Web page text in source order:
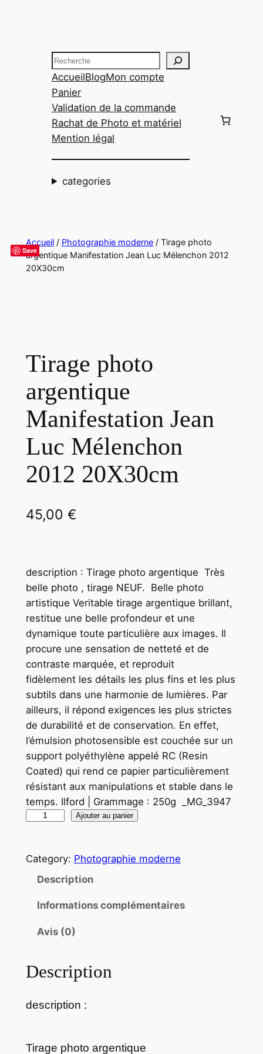
Recherche
AccueilBlogMon compte
Panier
Validation de la commande
Rachat de Photo et matériel
Mention légal
categories
Save
Accueil/ Photographie moderne/ Tirage photo
argentique Manifestation Jean Luc Mélenchon 2012
20X30cm
Tirage photo
argentique
Manifestation Jean
Luc Mélenchon
2012 20X30cm
45,00 €
description : Tirage photo argentique Très
belle photo , tirage NEUF. Belle photo
artistique Veritable tirage argentique brillant,
restitue une belle profondeur et une
dynamique toute particulière aux images. Il
procure une sensation de netteté et de
contraste marquée, et reproduit
fidèlement les détails les plus fins et les plus
subtils dans une harmonie de lumières. Par
ailleurs, il répond exigences les plus strictes
de durabilité et de conservation. En effet,
l’émulsion photosensible est couchée sur un
support polyéthylène appelé RC (Resin
Coated) qui rend ce papier particulièrement
résistant aux manipulations et stable dans le
temps. Ilford | Grammage : 250g _MG_3947
n
T
e
Ajouter au panier
Category: Photographie moderne
Description
Informations complémentaires
Avis (0)
Description
description :
Tirage photo argentique